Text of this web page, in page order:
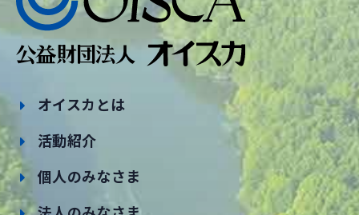
オイスカとは
活動紹介
個人のみなさま